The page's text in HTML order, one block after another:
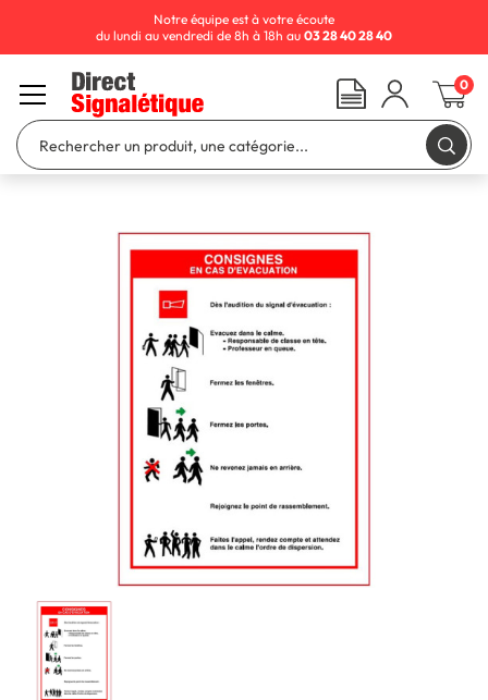
Notre équipe est à votre écoute
du lundi au vendredi de 8h à 18h au 03 28 40 28 40
0